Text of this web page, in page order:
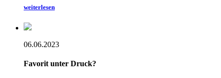
weiterlesen
06.06.2023
Favorit unter Druck?